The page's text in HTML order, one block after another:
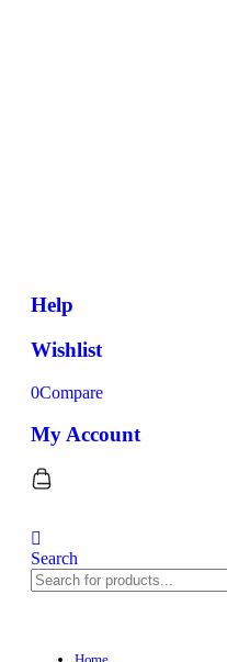
Help
Wishlist
0Compare
My Account
Search